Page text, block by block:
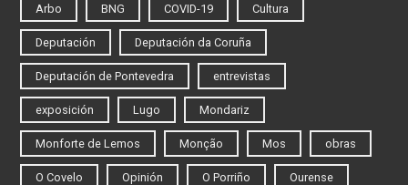
Arbo BNG COVID-19 Cultura
Deputación Deputación da Coruña
Deputación de Pontevedra entrevistas
exposición Lugo Mondariz
Monforte de Lemos Monção Mos obras
O Covelo Opinión O Porriño Ourense